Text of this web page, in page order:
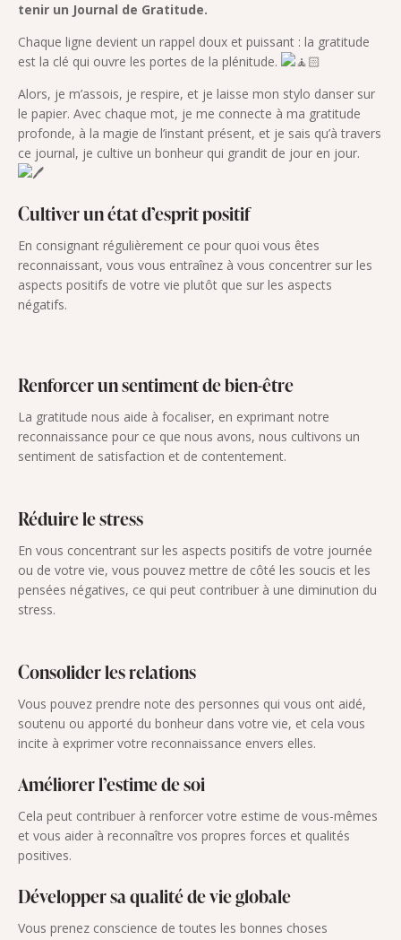
tenir un Journal de Gratitude.
Chaque ligne devient un rappel doux et puissant : la gratitude
est la clé qui ouvre les portes de la plénitude.
Alors, je m’assois, je respire, et je laisse mon stylo danser sur
le papier. Avec chaque mot, je me connecte à ma gratitude
profonde, à la magie de l’instant présent, et je sais qu’à travers
ce journal, je cultive un bonheur qui grandit de jour en jour.
Cultiver un état d’esprit positif
En consignant régulièrement ce pour quoi vous êtes
reconnaissant, vous vous entraînez à vous concentrer sur les
aspects positifs de votre vie plutôt que sur les aspects
négatifs.
Renforcer un sentiment de bien-être
La gratitude nous aide à focaliser, en exprimant notre
reconnaissance pour ce que nous avons, nous cultivons un
sentiment de satisfaction et de contentement.
Réduire le stress
En vous concentrant sur les aspects positifs de votre journée
ou de votre vie, vous pouvez mettre de côté les soucis et les
pensées négatives, ce qui peut contribuer à une diminution du
stress.
Consolider les relations
Vous pouvez prendre note des personnes qui vous ont aidé,
soutenu ou apporté du bonheur dans votre vie, et cela vous
incite à exprimer votre reconnaissance envers elles.
Améliorer l’estime de soi
Cela peut contribuer à renforcer votre estime de vous-mêmes
et vous aider à reconnaître vos propres forces et qualités
positives.
Développer sa qualité de vie globale
Vous prenez conscience de toutes les bonnes choses